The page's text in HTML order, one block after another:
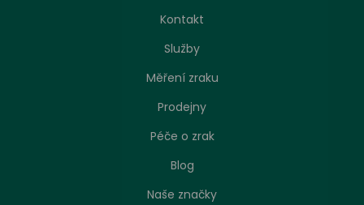
Kontakt
Služby
Měření zraku
Prodejny
Péče o zrak
Blog
Naše značky
Nastavení zpracování cookies